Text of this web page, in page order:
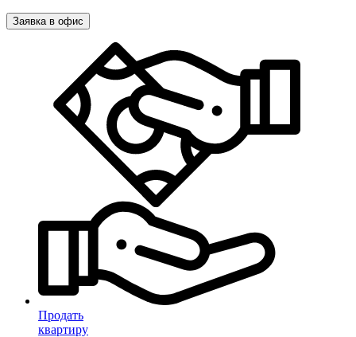
Заявка в офис
Продать
квартиру